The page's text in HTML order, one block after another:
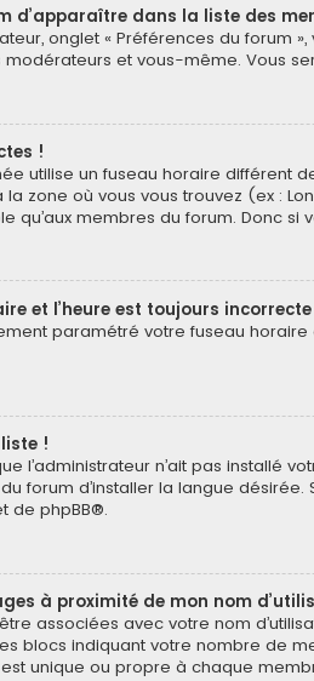
d’apparaître dans la liste des
onglet « Préférences du forum »,
et vous-même. Vous
!
utilise un fuseau horaire différent
zone où vous vous trouvez (ex :
qu’aux membres du forum. Donc
et l’heure est toujours
paramétré votre fuseau
!
l’administrateur n’ait pas installé
forum d’installer la langue désirée.
de phpBB®.
à proximité de mon nom
associées avec votre nom
blocs indiquant votre nombre de
unique ou propre à chaque